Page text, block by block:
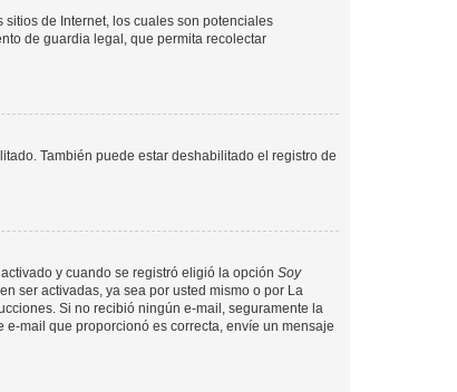
de Internet, los cuales son potenciales
de guardia legal, que permita recolectar
También puede estar deshabilitado el registro de
y cuando se registró eligió la opción Soy
ser activadas, ya sea por usted mismo o por La
Si no recibió ningún e-mail, seguramente la
mail que proporcionó es correcta, envíe un mensaje